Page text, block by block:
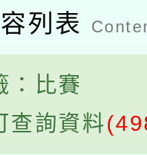
院辦理「
位及節水達
日(星期六
祈福系列
」
地景藝術
列表
：比賽
查詢資料